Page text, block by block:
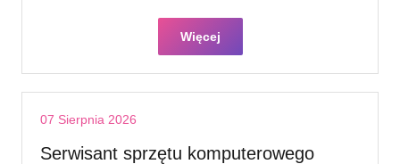
Więcej
07 Sierpnia 2026
Serwisant sprzętu komputerowego